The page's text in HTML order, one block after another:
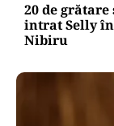
20 de grătare
intrat Selly în
Nibiru